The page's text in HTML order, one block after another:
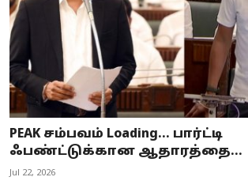
PEAK சம்பவம் Loading... பார்ட்டி
ஃபண்ட்டுக்கான ஆதாரத்தை...
Jul 22, 2026